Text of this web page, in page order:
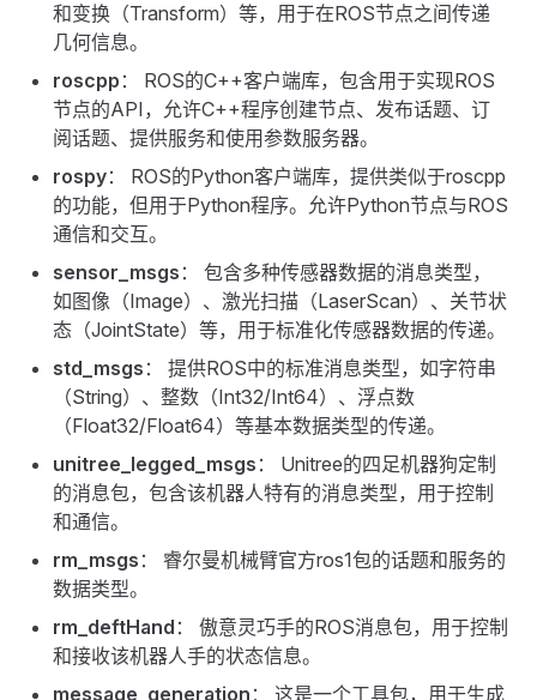
和变换（Transform）等，用于在ROS节点之间传递
几何信息。
roscpp ： ROS的C++客户端库，包含用于实现ROS
节点的API，允许C++程序创建节点、发布话题、订
阅话题、提供服务和使用参数服务器。
rospy： ROS的Python客户端库，提供类似于roscpp
的功能，但用于Python程序。允许Python节点与ROS
通信和交互。
sensor_msgs ： 包含多种传感器数据的消息类型，
如图像（Image）、激光扫描（LaserScan）、关节状
态（JointState）等，用于标准化传感器数据的传递。
std_msgs ： 提供ROS中的标准消息类型，如字符串
（String）、整数（Int32/Int64）、浮点数
（Float32/Float64）等基本数据类型的传递。
unitree_legged_msgs ： Unitree的四足机器狗定制
的消息包，包含该机器人特有的消息类型，用于控制
和通信。
rm_msgs ： 睿尔曼机械臂官方ros1包的话题和服务的
数据类型。
rm_deftHand ： 傲意灵巧手的ROS消息包，用于控制
和接收该机器人手的状态信息。
message_generation ： 这是一个工具包，用于生成